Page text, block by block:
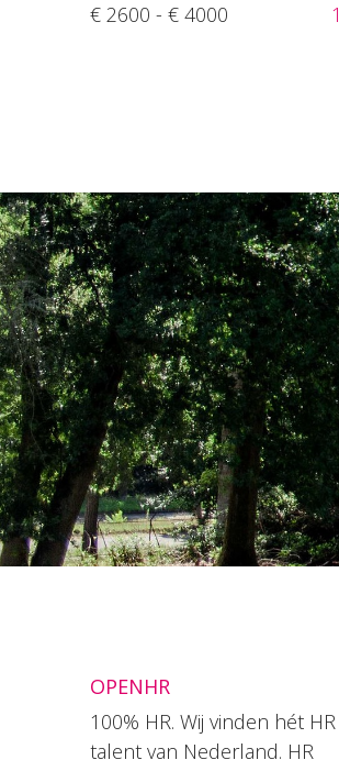
€ 2600 - € 4000
1
OPENHR
100% HR. Wij vinden hét HR
talent van Nederland. HR